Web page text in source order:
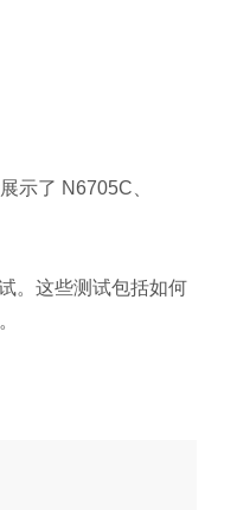
示了 N6705C、
。这些测试包括如何